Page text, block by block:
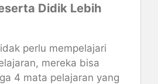
Didik Lebih
perlu mempelajari
mereka bisa
4 mata pelajaran yang